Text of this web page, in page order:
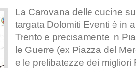
La Carovana delle cucine
targata Dolomiti Eventi è in
Trento e precisamente in
le Guerre (ex Piazza del
e le prelibatezze dei migliori